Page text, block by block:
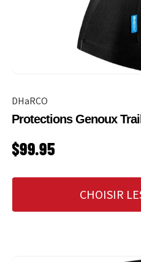
DHaRCO
Protections Genoux
PRIX HABITUEL
$99.95
CHOISIR